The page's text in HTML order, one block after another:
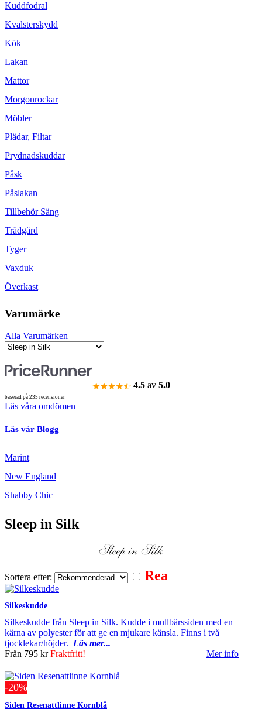
Kuddfodral
Kvalsterskydd
Kök
Lakan
Mattor
Morgonrockar
Möbler
Plädar, Filtar
Prydnadskuddar
Påsk
Påslakan
Tillbehör Säng
Trädgård
Tyger
Vaxduk
Överkast
Varumärke
Alla Varumärken
4.5 av 5.0
baserad på 235 recensioner
Läs våra omdömen
Läs vår Blogg
Marint
New England
Shabby Chic
Sleep in Silk
Sortera efter: Rea
Silkeskudde
Silkeskudde från Sleep in Silk. Kudde i mullbärssiden med en
kärna av polyester för att ge en mjukare känsla. Finns i två
tjocklekar/höjder. Läs mer...
Från 795 krFraktfritt! Mer info
-20%
Siden Resenattlinne Kornblå